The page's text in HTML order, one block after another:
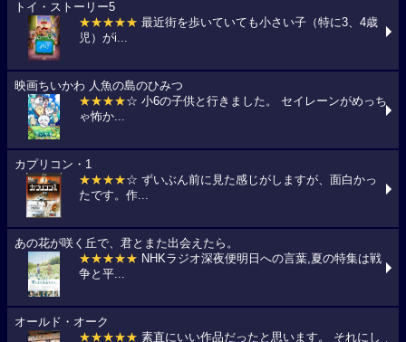
トイ・ストーリー5
★★★★★ 最近街を歩いていても小さい子（特に3、4歳
児）がi...
映画ちいかわ 人魚の島のひみつ
★★★★☆ 小6の子供と行きました。 セイレーンがめっち
ゃ怖か...
カプリコン・1
★★★★☆ ずいぶん前に見た感じがしますが、面白かっ
たです。作...
あの花が咲く丘で、君とまた出会えたら。
★★★★★ NHKラジオ深夜便明日への言葉,夏の特集は戦
争と平...
オールド・オーク
★★★★★ 素直にいい作品だったと思います。 それにし